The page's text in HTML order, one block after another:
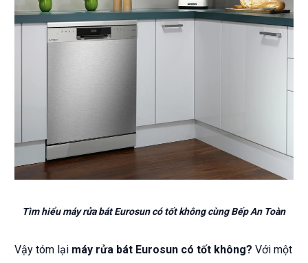
Tìm hiểu máy rửa bát Eurosun có tốt không cùng Bếp An Toàn
Vậy tóm lại máy rửa bát Eurosun có tốt không? Với một